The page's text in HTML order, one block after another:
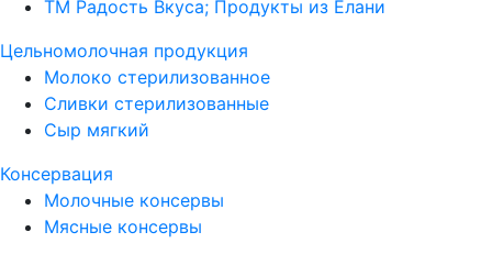
ТМ Радость Вкуса; Продукты из Елани
Цельномолочная продукция
Молоко стерилизованное
Сливки стерилизованные
Сыр мягкий
Консервация
Молочные консервы
Мясные консервы